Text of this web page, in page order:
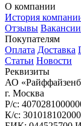
О компании
История
Отзывы Вакансии
Покупателям
Оплата Доставка
Статьи Новости
Реквизиты
АО
г. Москва
Р/с:
К/с: